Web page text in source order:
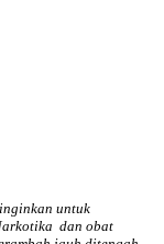
untuk
dan obat